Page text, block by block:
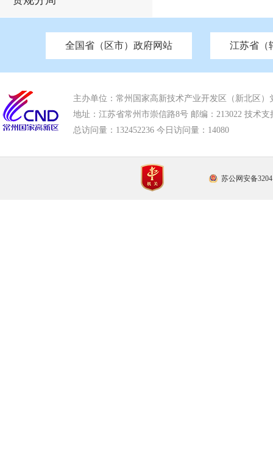
全国省（区市）政府网站
北京 天津 重庆 河南 河北 山西
江苏省（
中国江苏 南京市政府 苏州市政府 无锡
市发改委 市工信局 市教育局 市科技局 市
市应急管理局 市审计局 市外事办 市生态
主办单位：常州国家高新技术产业开发区（新北区）
地址：江苏省常州市崇信路8号 邮编：213022 技术支
总访问量： 132452236 今日访问量： 14080
苏公网安备